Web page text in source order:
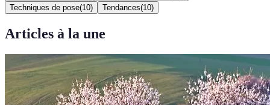
Techniques de pose(10) Tendances(10)
Articles à la une